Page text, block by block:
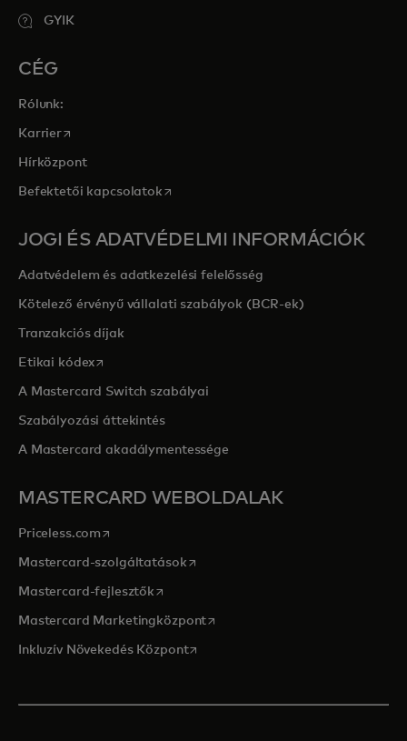
GYIK
CÉG
Rólunk:
Karrieropens in a new tab
Hírközpont
Befektetői kapcsolatokopens in a new tab
JOGI ÉS ADATVÉDELMI INFORMÁCIÓK
Adatvédelem és adatkezelési felelősség
Kötelező érvényű vállalati szabályok (BCR-ek)
Tranzakciós díjak
Etikai kódexopens in a new tab
A Mastercard Switch szabályai
Szabályozási áttekintés
A Mastercard akadálymentessége
MASTERCARD WEBOLDALAK
Priceless.com opens in a new tab
Mastercard-szolgáltatásokopens in a new tab
Mastercard-fejlesztők opens in a new tab
Mastercard Marketingközpontopens in a new tab
Inkluzív Növekedés Központopens in a new tab